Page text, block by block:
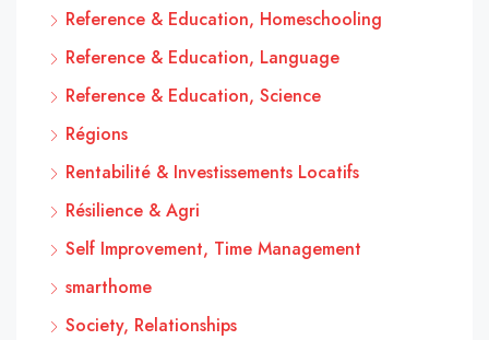
Reference & Education, Homeschooling
Reference & Education, Language
Reference & Education, Science
Régions
Rentabilité & Investissements Locatifs
Résilience & Agri
Self Improvement, Time Management
smarthome
Society, Relationships